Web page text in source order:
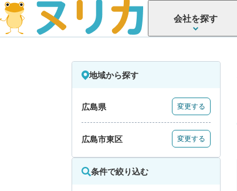
会社を探す
地域から探す
広島県 変更する
広島市東区 変更する
条件で絞り込む